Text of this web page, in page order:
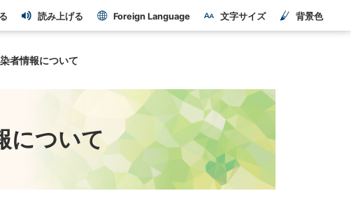
読み上げる Foreign Language 文字サイズ 背景色
者情報について
について